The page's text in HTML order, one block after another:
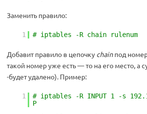
Заменить правило:
1 # iptables -R chain rulenum
Добавит правило в цепочку chainпод
такой номер уже есть — то на его место, а
-будет удалено). Пример:
1
# iptables -R INPUT 1 -s
P